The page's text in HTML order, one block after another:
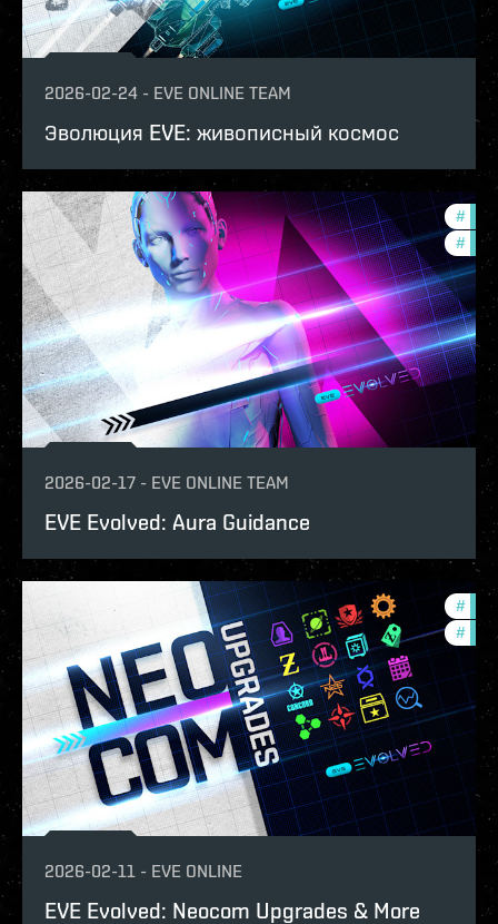
2026-02-24 - EVE ONLINE TEAM
Эволюция EVE: живописный космос
#
#
2026-02-17 - EVE ONLINE TEAM
EVE Evolved: Aura Guidance
#
#
2026-02-11 - EVE ONLINE
EVE Evolved: Neocom Upgrades & More